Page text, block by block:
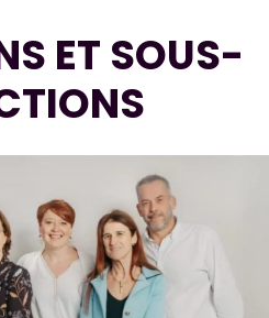
ET SOUS-